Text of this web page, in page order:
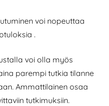
voi nopeuttaa
.
voi olla myös
parempi tutkia tilanne
Ammattilainen osaa
tutkimuksiin.